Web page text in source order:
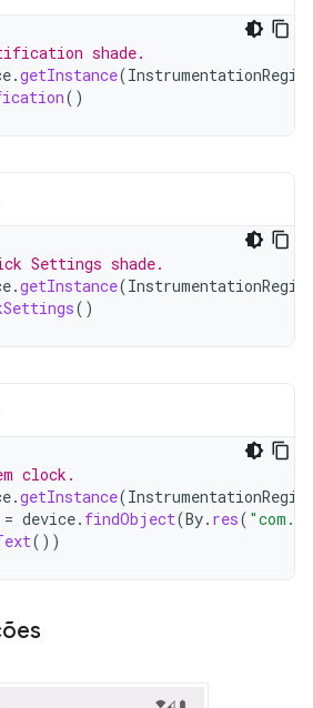
shade.
.getInstance(
()
Settings shade.
.getInstance(
()
clock.
.getInstance(
= device. findObject(By. res(
())